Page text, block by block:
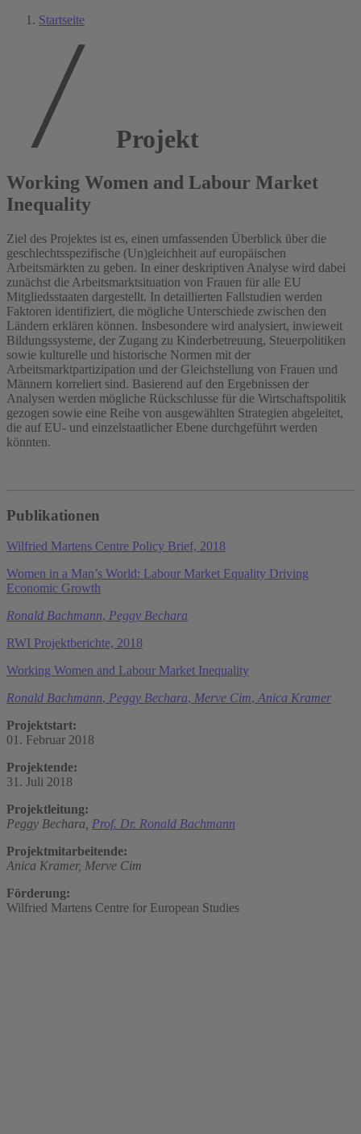
Startseite
Projekt
Working Women and Labour Market
Inequality
Ziel des Projektes ist es, einen umfassenden Überblick über die
geschlechtsspezifische (Un)gleichheit auf europäischen
Arbeitsmärkten zu geben. In einer deskriptiven Analyse wird dabei
zunächst die Arbeitsmarktsituation von Frauen für alle EU
Mitgliedsstaaten dargestellt. In detaillierten Fallstudien werden
Faktoren identifiziert, die mögliche Unterschiede zwischen den
Ländern erklären können. Insbesondere wird analysiert, inwieweit
Bildungssysteme, der Zugang zu Kinderbetreuung, Steuerpolitiken
sowie kulturelle und historische Normen mit der
Arbeitsmarktpartizipation und der Gleichstellung von Frauen und
Männern korreliert sind. Basierend auf den Ergebnissen der
Analysen werden mögliche Rückschlusse für die Wirtschaftspolitik
gezogen sowie eine Reihe von ausgewählten Strategien abgeleitet,
die auf EU- und einzelstaatlicher Ebene durchgeführt werden
könnten.
Publikationen
Wilfried Martens Centre Policy Brief, 2018
Women in a Man’s World: Labour Market Equality Driving
Economic Growth
Ronald Bachmann, Peggy Bechara
RWI Projektberichte, 2018
Working Women and Labour Market Inequality
Ronald Bachmann, Peggy Bechara, Merve Cim, Anica Kramer
Projektstart:
01. Februar 2018
Projektende:
31. Juli 2018
Projektleitung:
Peggy Bechara, Prof. Dr. Ronald Bachmann
Projektmitarbeitende:
Anica Kramer, Merve Cim
Förderung:
Wilfried Martens Centre for European Studies